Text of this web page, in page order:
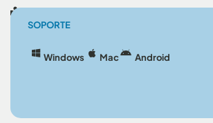
SOPORTE
Windows Mac Android